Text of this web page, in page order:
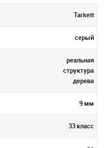
Tarkett
серый
реальная
структура
дерева
9 мм
33 класс